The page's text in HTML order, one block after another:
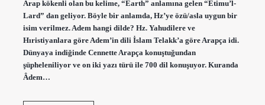
Arap kökenli olan bu kelime, “Earth” anlamına gelen “Etimu’l-
Lard” dan geliyor. Böyle bir anlamda, Hz’ye özü/asla uygun bir
isim verilmez. Adem hangi dilde? Hz. Yahudilere ve
Hıristiyanlara göre Adem’in dili İslam Telakk’a göre Arapça idi.
Dünyaya indiğinde Cennette Arapça konuştuğundan
şüpheleniliyor ve on iki yazı türü ile 700 dil konuşuyor. Kuranda
Âdem…